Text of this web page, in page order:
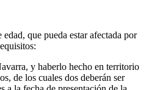
que pueda estar afectada por
y haberlo hecho en territorio
de los cuales dos deberán ser